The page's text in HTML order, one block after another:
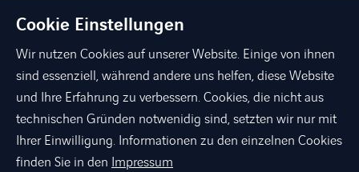
linkedin
xing facebookinstagramyoutube
Cookie Einstellungen
Wir nutzen Cookies auf unserer Website. Einige von ihnen
sind essenziell, während andere uns helfen, diese Website
und Ihre Erfahrung zu verbessern. Cookies, die nicht aus
technischen Gründen notwenidig sind, setzten wir nur mit
Ihrer Einwilligung. Informationen zu den einzelnen Cookies
finden Sie in den Impressum